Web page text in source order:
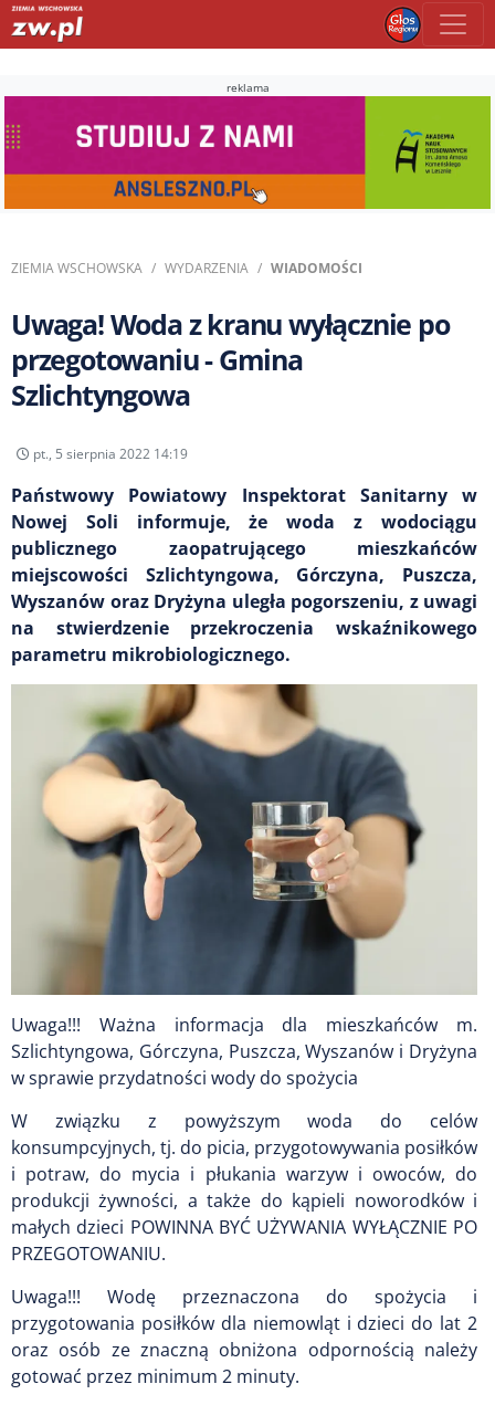
reklama
ZIEMIA WSCHOWSKA WYDARZENIA WIADOMOŚCI
Uwaga! Woda z kranu wyłącznie po
przegotowaniu - Gmina
Szlichtyngowa
pt., 5 sierpnia 2022 14:19
Państwowy Powiatowy Inspektorat Sanitarny w
Nowej Soli informuje, że woda z wodociągu
publicznego zaopatrującego mieszkańców
miejscowości Szlichtyngowa, Górczyna, Puszcza,
Wyszanów oraz Dryżyna uległa pogorszeniu, z uwagi
na stwierdzenie przekroczenia wskaźnikowego
parametru mikrobiologicznego.
Uwaga!!! Ważna informacja dla mieszkańców m.
Szlichtyngowa, Górczyna, Puszcza, Wyszanów i Dryżyna
w sprawie przydatności wody do spożycia
W związku z powyższym woda do celów
konsumpcyjnych, tj. do picia, przygotowywania posiłków
i potraw, do mycia i płukania warzyw i owoców, do
produkcji żywności, a także do kąpieli noworodków i
małych dzieci POWINNA BYĆ UŻYWANIA WYŁĄCZNIE PO
PRZEGOTOWANIU.
Uwaga!!! Wodę przeznaczona do spożycia i
przygotowania posiłków dla niemowląt i dzieci do lat 2
oraz osób ze znaczną obniżona odpornością należy
gotować przez minimum 2 minuty.